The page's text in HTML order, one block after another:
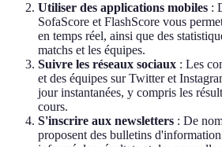
Utiliser des applications mobiles :
SofaScore et FlashScore vous
en temps réel, ainsi que des
matchs et les équipes.
Suivre les réseaux sociaux : Les
et des équipes sur Twitter et
jour instantanées, y compris les
cours.
S'inscrire aux newsletters : De
proposent des bulletins